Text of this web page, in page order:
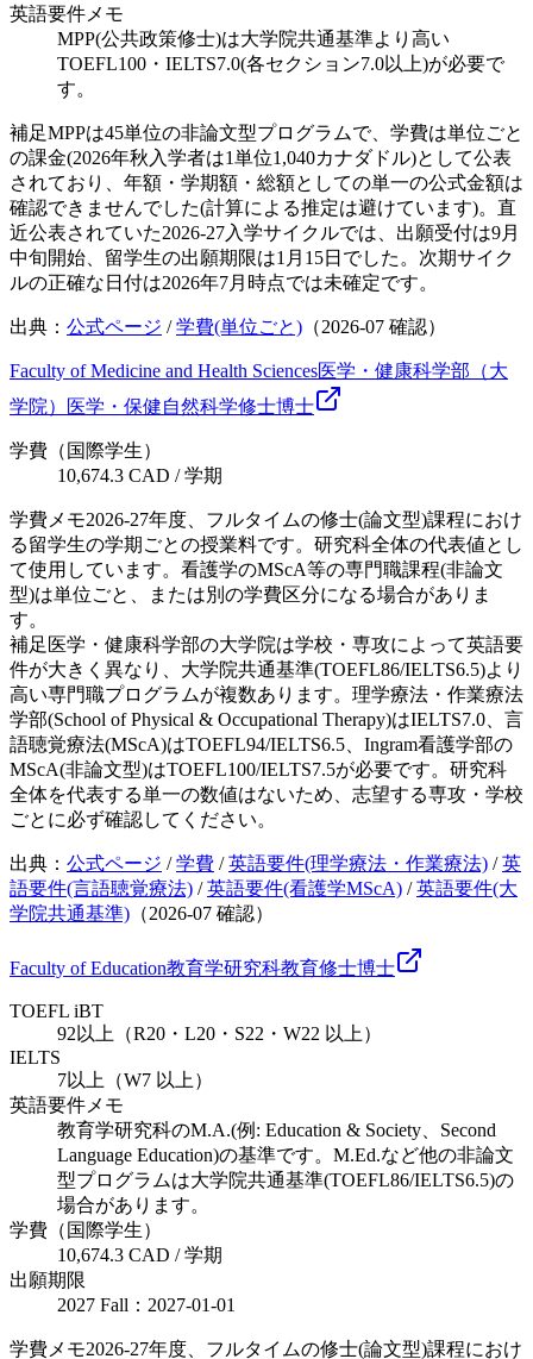
英語要件メモ
MPP(公共政策修士)は大学院共通基準より高い
TOEFL100・IELTS7.0(各セクション7.0以上)が必要で
す。
補足MPPは45単位の非論文型プログラムで、学費は単位ごと
の課金(2026年秋入学者は1単位1,040カナダドル)として公表
されており、年額・学期額・総額としての単一の公式金額は
確認できませんでした(計算による推定は避けています)。直
近公表されていた2026-27入学サイクルでは、出願受付は9月
中旬開始、留学生の出願期限は1月15日でした。次期サイク
ルの正確な日付は2026年7月時点では未確定です。
出典： 公式ページ /学費(単位ごと) （2026-07 確認）
Faculty of Medicine and Health Sciences医学・健康科学部（大
学院）
医学・保健自然科学修士博士
学費（国際学生）
10,674.3 CAD / 学期
学費メモ2026-27年度、フルタイムの修士(論文型)課程におけ
る留学生の学期ごとの授業料です。研究科全体の代表値とし
て使用しています。看護学のMScA等の専門職課程(非論文
型)は単位ごと、または別の学費区分になる場合がありま
す。
補足 医学・健康科学部の大学院は学校・専攻によって英語要
件が大きく異なり、大学院共通基準(TOEFL86/IELTS6.5)より
高い専門職プログラムが複数あります。理学療法・作業療法
学部(School of Physical & Occupational Therapy)はIELTS7.0、言
語聴覚療法(MScA)はTOEFL94/IELTS6.5、Ingram看護学部の
MScA(非論文型)はTOEFL100/IELTS7.5が必要です。研究科
全体を代表する単一の数値はないため、志望する専攻・学校
ごとに必ず確認してください。
出典： 公式ページ /学費 /英語要件(理学療法・作業療法) /英
語要件(言語聴覚療法) /英語要件(看護学MScA) /英語要件(大
学院共通基準) （2026-07 確認）
Faculty of Education教育学研究科教育修士博士
TOEFL iBT
92以上（R20・L20・S22・W22 以上）
IELTS
7以上（W7 以上）
英語要件メモ
教育学研究科のM.A.(例: Education & Society、Second
Language Education)の基準です。M.Ed.など他の非論文
型プログラムは大学院共通基準(TOEFL86/IELTS6.5)の
場合があります。
学費（国際学生）
10,674.3 CAD / 学期
出願期限
2027 Fall：2027-01-01
学費メモ2026-27年度、フルタイムの修士(論文型)課程におけ